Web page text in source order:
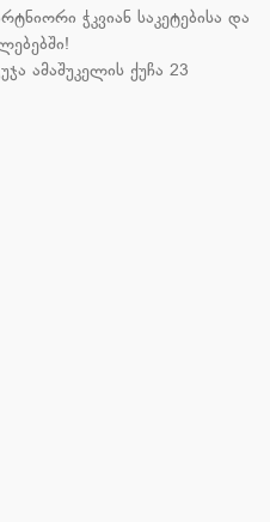
ჭკვიან საკეტებისა და
ამაშუკელის ქუჩა 23